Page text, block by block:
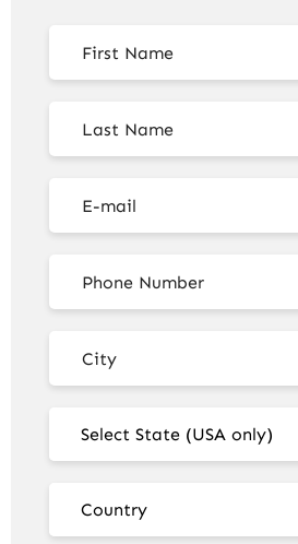
Select State (USA only)
Country